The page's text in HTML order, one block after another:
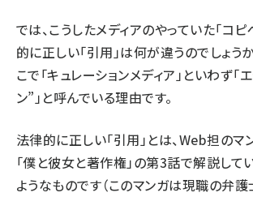
では、こうしたメディアのやっていた「コピ
的に正しい「引用」は何が違うのでしょう
こで「キュレーションメディア」といわず「
ン”」と呼んでいる理由です。
法律的に正しい「引用」とは、Web担の
「僕と彼女と著作権」の第3話で解説して
ようなものです（このマンガは現職の弁